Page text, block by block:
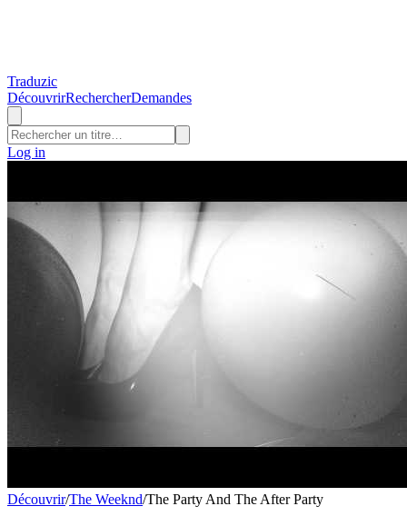
Traduzic
DécouvrirRechercherDemandes
Log in
Découvrir/The Weeknd/The Party And The After Party